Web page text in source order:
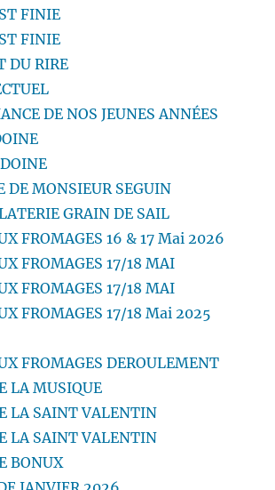
FINIE
FINIE
DU RIRE
DE NOS JEUNES ANNÉES
DE MONSIEUR SEGUIN
GRAIN DE SAIL
FROMAGES 16 & 17 Mai 2026
FROMAGES 17/18 MAI
FROMAGES 17/18 MAI
FROMAGES 17/18 Mai 2025
FROMAGES DEROULEMENT
LA MUSIQUE
LA SAINT VALENTIN
LA SAINT VALENTIN
BONUX